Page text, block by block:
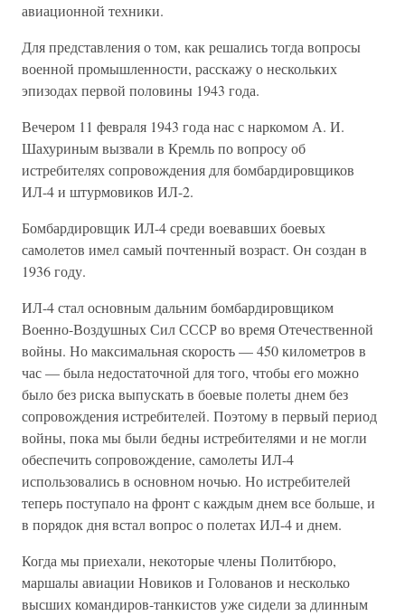
авиационной техники.
Для представления о том, как решались тогда вопросы
военной промышленности, расскажу о нескольких
эпизодах первой половины 1943 года.
Вечером 11 февраля 1943 года нас с наркомом А. И.
Шахуриным вызвали в Кремль по вопросу об
истребителях сопровождения для бомбардировщиков
ИЛ-4 и штурмовиков ИЛ-2.
Бомбардировщик ИЛ-4 среди воевавших боевых
самолетов имел самый почтенный возраст. Он создан в
1936 году.
ИЛ-4 стал основным дальним бомбардировщиком
Военно-Воздушных Сил СССР во время Отечественной
войны. Но максимальная скорость — 450 километров в
час — была недостаточной для того, чтобы его можно
было без риска выпускать в боевые полеты днем без
сопровождения истребителей. Поэтому в первый период
войны, пока мы были бедны истребителями и не могли
обеспечить сопровождение, самолеты ИЛ-4
использовались в основном ночью. Но истребителей
теперь поступало на фронт с каждым днем все больше, и
в порядок дня встал вопрос о полетах ИЛ-4 и днем.
Когда мы приехали, некоторые члены Политбюро,
маршалы авиации Новиков и Голованов и несколько
высших командиров-танкистов уже сидели за длинным